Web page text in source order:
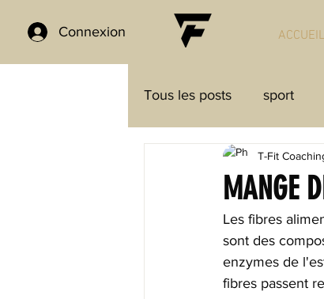
Connexion ACCUEIL
Tous les posts sport
recettes triathlon
MANGE
T-Fit
Les fibres
sont des
enzymes de
fibres passent